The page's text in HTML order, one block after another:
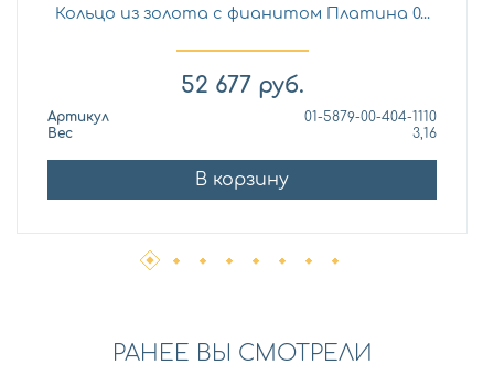
Кольцо из золота с фианитом Платина 0...
52 677 руб.
Артикул
01-5879-00-404-1110
Вес
3,16
В корзину
РАНЕЕ ВЫ СМОТРЕЛИ